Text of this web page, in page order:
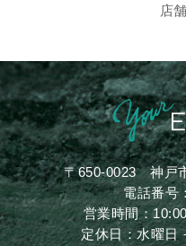
店
〒650-0023神戸
電話番号
営業時間：
定休日：水曜日